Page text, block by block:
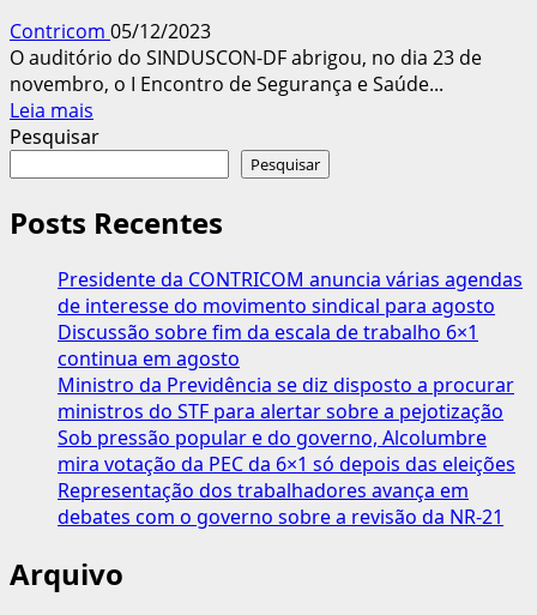
Contricom 05/12/2023
O auditório do SINDUSCON-DF abrigou, no dia 23 de
novembro, o I Encontro de Segurança e Saúde...
Leia mais
mais
Brasília
coordena
o
I
Encontro
de
SST
do
DF
Pesquisar
Pesquisar
Posts Recentes
Presidente da CONTRICOM anuncia várias agendas
de interesse do movimento sindical para agosto
Discussão sobre fim da escala de trabalho 6×1
continua em agosto
Ministro da Previdência se diz disposto a procurar
ministros do STF para alertar sobre a pejotização
Sob pressão popular e do governo, Alcolumbre
mira votação da PEC da 6×1 só depois das eleições
Representação dos trabalhadores avança em
debates com o governo sobre a revisão da NR-21
Arquivo